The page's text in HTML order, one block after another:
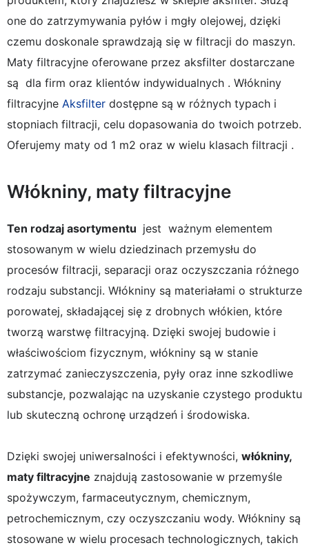
one do zatrzymywania pyłów i mgły olejowej, dzięki
czemu doskonale sprawdzają się w filtracji do maszyn.
Maty filtracyjne oferowane przez aksfilter dostarczane
są dla firm oraz klientów indywidualnych . Włókniny
filtracyjne Aksfilter dostępne są w różnych typach i
stopniach filtracji, celu dopasowania do twoich potrzeb.
Oferujemy maty od 1 m2 oraz w wielu klasach filtracji .
Włókniny, maty filtracyjne
Ten rodzaj asortymentu jest ważnym elementem
stosowanym w wielu dziedzinach przemysłu do
procesów filtracji, separacji oraz oczyszczania różnego
rodzaju substancji. Włókniny są materiałami o strukturze
porowatej, składającej się z drobnych włókien, które
tworzą warstwę filtracyjną. Dzięki swojej budowie i
właściwościom fizycznym, włókniny są w stanie
zatrzymać zanieczyszczenia, pyły oraz inne szkodliwe
substancje, pozwalając na uzyskanie czystego produktu
lub skuteczną ochronę urządzeń i środowiska.
Dzięki swojej uniwersalności i efektywności, włókniny,
maty filtracyjne znajdują zastosowanie w przemyśle
spożywczym, farmaceutycznym, chemicznym,
petrochemicznym, czy oczyszczaniu wody. Włókniny są
stosowane w wielu procesach technologicznych, takich